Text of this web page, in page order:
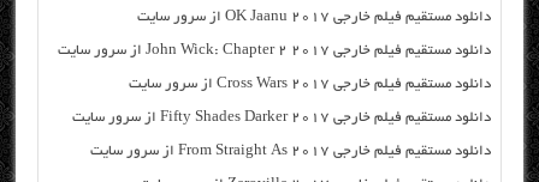
دانلود مستقیم فیلم خارجی OK Jaanu 2017 از سرور سایت
دانلود مستقیم فیلم خارجی John Wick: Chapter 2 2017 از سرور سایت
دانلود مستقیم فیلم خارجی Cross Wars 2017 از سرور سایت
دانلود مستقیم فیلم خارجی Fifty Shades Darker 2017 از سرور سایت
دانلود مستقیم فیلم خارجی From Straight As 2017 از سرور سایت